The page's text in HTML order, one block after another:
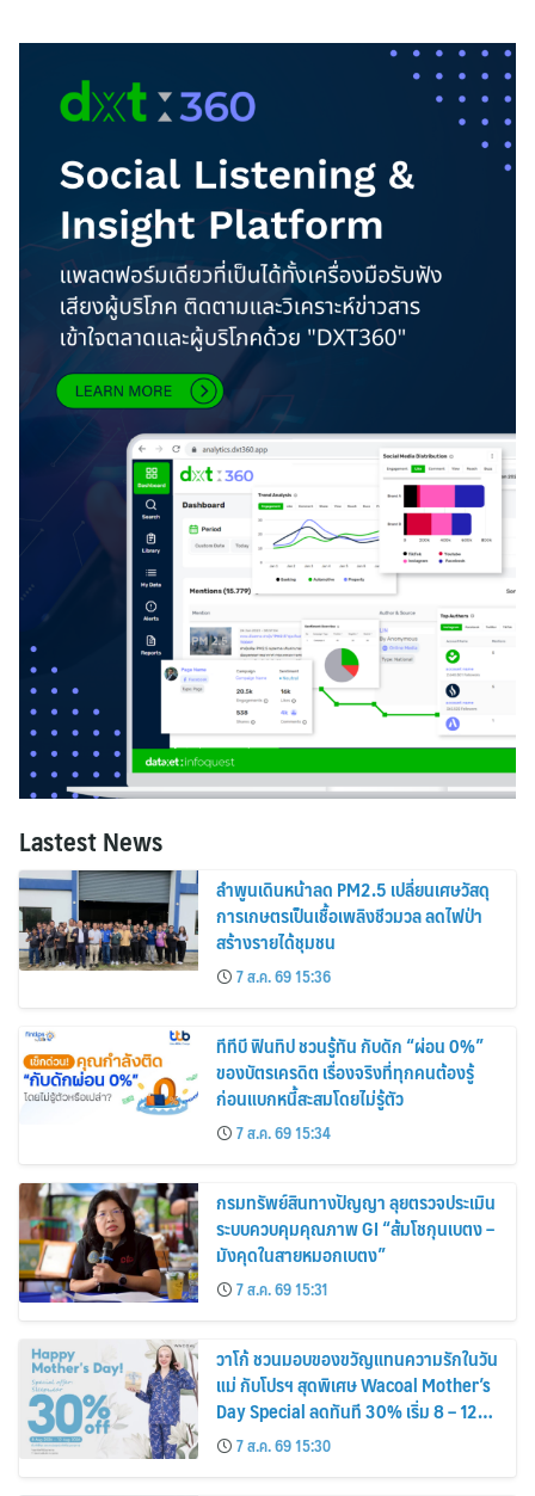
Lastest News
ลำพูนเดินหน้าลด PM2.5 เปลี่ยนเศษวัสดุ
การเกษตรเป็นเชื้อเพลิงชีวมวล ลดไฟป่า
สร้างรายได้ชุมชน
7 ส.ค. 69 15:36
ทีทีบี ฟินทิป ชวนรู้ทัน กับดัก “ผ่อน 0%”
ของบัตรเครดิต เรื่องจริงที่ทุกคนต้องรู้
ก่อนแบกหนี้สะสมโดยไม่รู้ตัว
7 ส.ค. 69 15:34
กรมทรัพย์สินทางปัญญา ลุยตรวจประเมิน
ระบบควบคุมคุณภาพ GI “ส้มโชกุนเบตง –
มังคุดในสายหมอกเบตง”
7 ส.ค. 69 15:31
วาโก้ ชวนมอบของขวัญแทนความรักในวัน
แม่ กับโปรฯ สุดพิเศษ Wacoal Mother’s
Day Special ลดทันที 30% เริ่ม 8 – 12
สิงหาคม 2569
7 ส.ค. 69 15:30